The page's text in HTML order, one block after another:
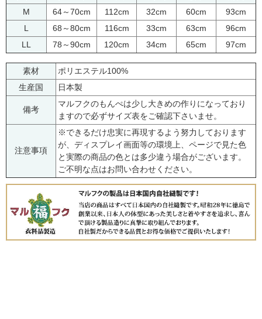
M
64～70cm 112cm 32cm 60cm
93cm
L
68～80cm 116cm 33cm 63cm
96cm
LL
78～90cm 120cm 34cm 65cm 97cm
素材
ポリエステル100%
生産国
日本製
備考
マルフクのもんぺは少し大きめの作りになっており
ますので必ずサイズ表をご確認下さいませ。
注意事項
※できるだけ忠実に再現するよう努力しております
が、ディスプレイ画面等の環境上、ページで見た色
と実際の商品の色とは多少違う場合がございます。
ご不明な点はお問い合わせください。